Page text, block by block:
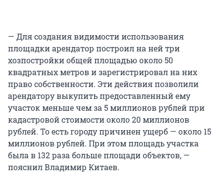
— Для создания видимости использования
площадки арендатор построил на ней три
хозпостройки общей площадью около 50
квадратных метров и зарегистрировал на них
право собственности. Эти действия позволили
арендатору выкупить предоставленный ему
участок меньше чем за 5 миллионов рублей при
кадастровой стоимости около 20 миллионов
рублей. То есть городу причинен ущерб — около 15
миллионов рублей. При этом площадь участка
была в 132 раза больше площади объектов, —
пояснил Владимир Китаев.